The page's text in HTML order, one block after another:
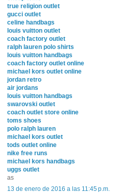
true religion outlet
gucci outlet
celine handbags
louis vuitton outlet
coach factory outlet
ralph lauren polo shirts
louis vuitton handbags
coach factory outlet online
michael kors outlet online
jordan retro
air jordans
louis vuitton handbags
swarovski outlet
coach outlet store online
toms shoes
polo ralph lauren
michael kors outlet
tods outlet online
nike free runs
michael kors handbags
uggs outlet
as
13 de enero de 2016 a las 11:45 p.m.